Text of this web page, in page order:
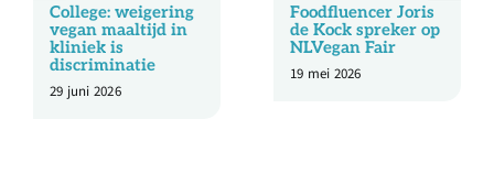
College: weigering
vegan maaltijd in
kliniek is
discriminatie
29 juni 2026
Foodfluencer Joris
de Kock spreker op
NLVegan Fair
19 mei 2026